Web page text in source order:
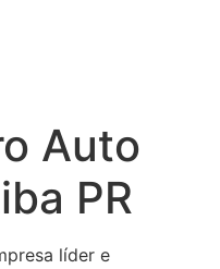
Auto
PR
líder e